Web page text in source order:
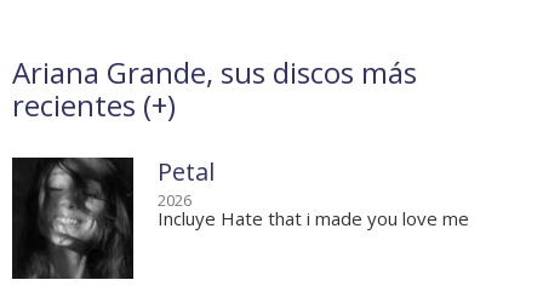
Ariana Grande, sus discos más
recientes (+)
Petal
2026
Incluye Hate that i made you love me